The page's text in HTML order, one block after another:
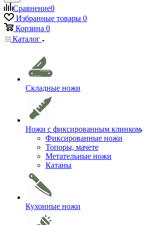
Сравнение0
Избранные товары 0
Корзина 0
Каталог
Складные ножи
Ножи с фиксированным клинком
Фиксированные ножи
Топоры, мачете
Метательные ножи
Катаны
Кухонные ножи